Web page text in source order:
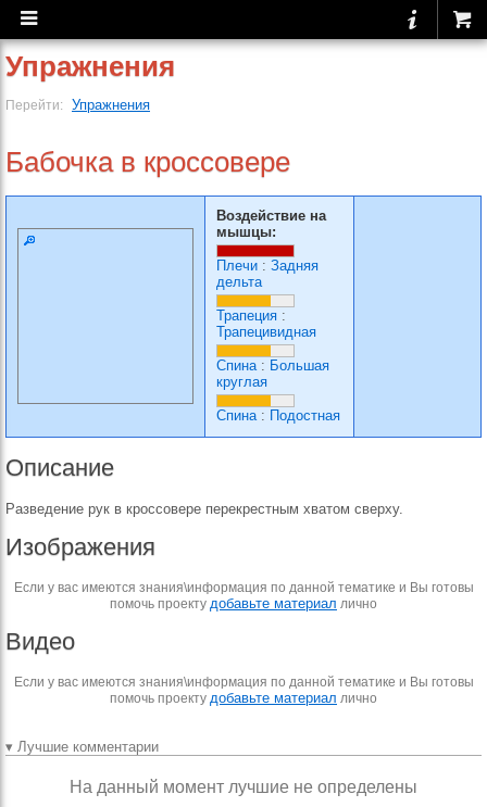
Упражнения
Перейти: Упражнения
Бабочка в кроссовере
Воздействие на
мышцы:
Плечи : Задняя
дельта
Трапеция :
Трапецивидная
Спина: Большая
круглая
Спина: Подостная
Описание
Разведение рук в кроссовере перекрестным хватом сверху.
Изображения
Если у вас имеются знания\информация по данной тематике и Вы готовы
помочь проекту добавьте материал лично
Видео
Если у вас имеются знания\информация по данной тематике и Вы готовы
помочь проекту добавьте материал лично
▾ Лучшие комментарии
На данный момент лучшие не определены